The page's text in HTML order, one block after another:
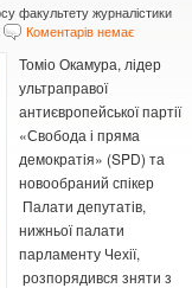
факультету журналістики
Коментарів немає
Томіо Окамура, лідер
ультраправої
антиєвропейської партії
«Свобода і пряма
демократія» (SPD) та
новообраний спікер
Палати депутатів,
нижньої палати
парламенту Чехії,
розпорядився зняти з